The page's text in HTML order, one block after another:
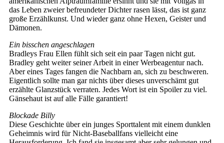
das Leben zweier befreundeter Dichter rasen lässt, das ist ganz
große Erzählkunst. Und wieder ganz ohne Hexen, Geister und
Dämonen.
Ein bisschen angeschlagen
Bradleys Frau Ellen fühlt sich seit ein paar Tagen nicht gut.
Bradley geht weiter seiner Arbeit in einer Werbeagentur nach.
Aber eines Tages fangen die Nachbarn an, sich zu beschweren.
Eigentlich sollte man gar nichts über dieses unverschämt gut
erzählte Glanzstück verraten. Jedes Wort ist ein Spoiler zu viel.
Gänsehaut ist auf alle Fälle garantiert!
Blockade Billy
Diese Geschichte über ein junges Sporttalent mit einem dunklen
Geheimnis wird für Nicht-Baseballfans vielleicht eine